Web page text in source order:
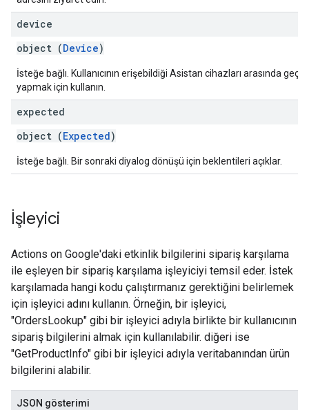
device
object (Device)
İsteğe bağlı. Kullanıcının erişebildiği Asistan cihazları arasında geçiş
yapmak için kullanın.
expected
object (Expected)
İsteğe bağlı. Bir sonraki diyalog dönüşü için beklentileri açıklar.
İşleyici
Actions on Google'daki etkinlik bilgilerini sipariş karşılama
ile eşleyen bir sipariş karşılama işleyiciyi temsil eder. İstek
karşılamada hangi kodu çalıştırmanız gerektiğini belirlemek
için işleyici adını kullanın. Örneğin, bir işleyici,
"OrdersLookup" gibi bir işleyici adıyla birlikte bir kullanıcının
sipariş bilgilerini almak için kullanılabilir. diğeri ise
"GetProductInfo" gibi bir işleyici adıyla veritabanından ürün
bilgilerini alabilir.
JSON gösterimi